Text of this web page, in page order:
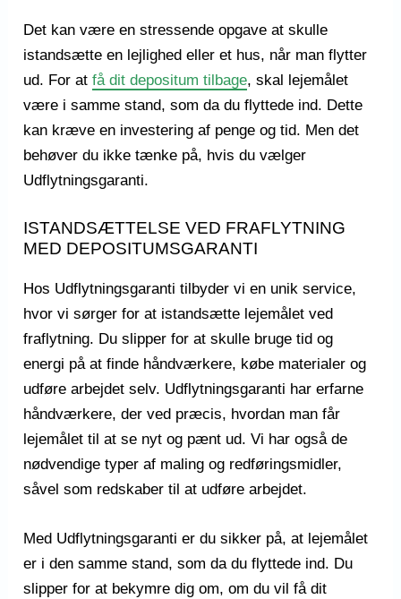
Det kan være en stressende opgave at skulle
istandsætte en lejlighed eller et hus, når man flytter
ud. For atfå dit depositum tilbage, skal lejemålet
være i samme stand, som da du flyttede ind. Dette
kan kræve en investering af penge og tid. Men det
behøver du ikke tænke på, hvis du vælger
Udflytningsgaranti.
ISTANDSÆTTELSE VED FRAFLYTNING
MED DEPOSITUMSGARANTI
Hos Udflytningsgaranti tilbyder vi en unik service,
hvor vi sørger for at istandsætte lejemålet ved
fraflytning. Du slipper for at skulle bruge tid og
energi på at finde håndværkere, købe materialer og
udføre arbejdet selv. Udflytningsgaranti har erfarne
håndværkere, der ved præcis, hvordan man får
lejemålet til at se nyt og pænt ud. Vi har også de
nødvendige typer af maling og redføringsmidler,
såvel som redskaber til at udføre arbejdet.
Med Udflytningsgaranti er du sikker på, at lejemålet
er i den samme stand, som da du flyttede ind. Du
slipper for at bekymre dig om, om du vil få dit